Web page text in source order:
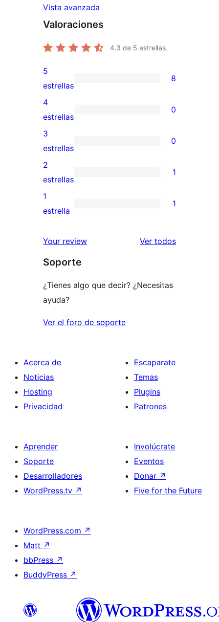
Vista avanzada
Valoraciones
4.3 de 5 estrellas.
8
valoraciones
de
5
estrellas
5
estrellas
8
0
valoraciones
de
4
estrellas
4
estrellas
0
0
valoraciones
de
3
estrellas
3
estrellas
0
1
valoración
de
estrellas
2
estrellas
1
1
de
estrellas
1
estrella
1
Your review Ver todoslos
Soporte
¿Tienes algo que decir? ¿Necesitas
ayuda?
Ver el foro de soporte
Acerca de
Noticias
Hosting
Privacidad
Escaparate
Temas
Plugins
Patrones
Aprender
Soporte
Desarrolladores
WordPress.tv ↗
Involúcrate
Eventos
Donar ↗
Five for the Future
WordPress.com ↗
Matt ↗
bbPress ↗
BuddyPress ↗